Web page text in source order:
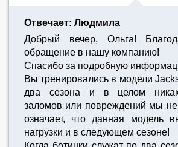
Отвечает: Людмила
Добрый вечер, Ольга!
обращение в нашу компанию!
Спасибо за подробную
Вы тренировались в модели
два сезона и в целом
заломов или повреждений мы не
означает, что данная модель
нагрузки и в следующем сезоне!